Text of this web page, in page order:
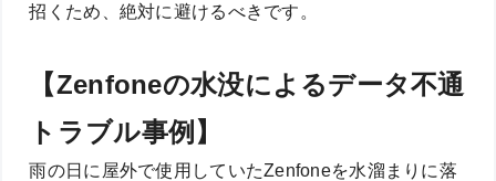
招くため、絶対に避けるべきです。
【Zenfoneの水没によるデータ不通
トラブル事例】
雨の日に屋外で使用していたZenfoneを水溜まりに落